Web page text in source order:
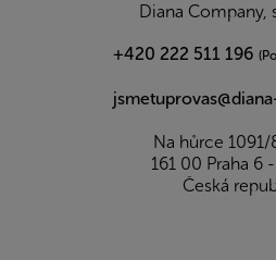
Diana Company,
+420 222 511 196
Na hůrce 1091/
161 00 Praha 6
Česká